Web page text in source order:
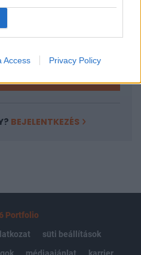
Access Privacy Policy
BEJELENTKEZÉS
Portfolio
süti beállítások
médiaajánlat karrier